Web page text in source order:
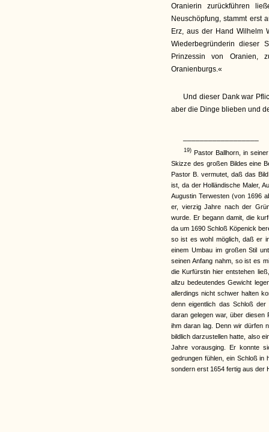
Oranierin zurückführen
Neuschöpfung, stammt erst
Erz, aus der Hand Wilhelm
Wiederbegründerin dieser
Prinzessin von Oranien,
Oranienburgs.«
Und dieser Dank war
aber die Dinge blieben und
19) Pastor Ballhorn, in
Skizze des großen Bildes eine
Pastor B. vermutet, daß das
ist, da der Holländische Maler,
Augustin Terwesten (von 1696
er, vierzig Jahre nach der
wurde. Er begann damit, die
da um 1690 Schloß Köpenick
so ist es wohl möglich, daß er
einem Umbau im großen Stil
seinen Anfang nahm, so ist es
die Kurfürstin hier entstehen
allzu bedeutendes Gewicht
allerdings nicht schwer halten
denn eigentlich das Schloß
daran gelegen war, über
ihm daran lag. Denn wir dürfen
bildlich darzustellen hatte, also
Jahre vorausging. Er konnte
gedrungen fühlen, ein Schloß in
sondern erst 1654 fertig aus der